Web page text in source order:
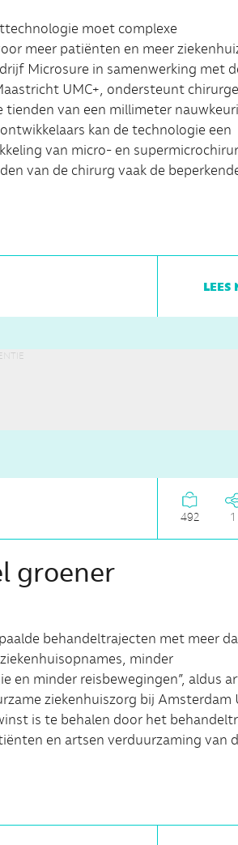
moet complexe
meer patiënten en meer
Microsure in samenwerking met
UMC+, ondersteunt
van een millimeter
kan de technologie een
van micro- en
van de chirurg vaak de
lees
492 1
groener
behan­del­trajecten met meer
minder
en minder reisbewegingen”, aldus
ziekenhuiszorg bij Amsterdam
is te behalen door het
en artsen verduurzaming van